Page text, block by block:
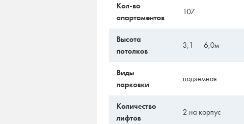
Кол-во
апартаментов
107
Высота
потолков
3,1 — 6,0м
Виды
парковки
подземная
Количество
лифтов
2 на корпус